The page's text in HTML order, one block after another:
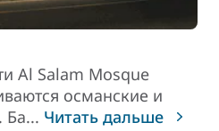
Al Salam Mosque
османские и
Ба... Читать дальше